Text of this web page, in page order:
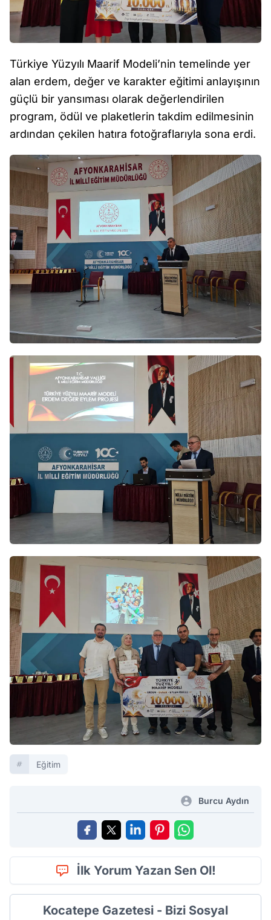
Türkiye Yüzyılı Maarif Modeli’nin temelinde yer
alan erdem, değer ve karakter eğitimi anlayışının
güçlü bir yansıması olarak değerlendirilen
program, ödül ve plaketlerin takdim edilmesinin
ardından çekilen hatıra fotoğraflarıyla sona erdi.
Eğitim
Burcu Aydın
İlk Yorum Yazan Sen Ol!
Kocatepe Gazetesi - Bizi Sosyal